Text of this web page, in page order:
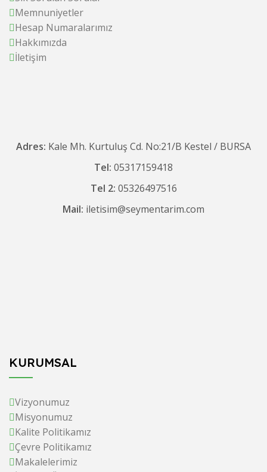
Memnuniyetler
Hesap Numaralarımız
Hakkımızda
İletişim
Adres: Kale Mh. Kurtuluş Cd. No:21/B Kestel / BURSA
Tel: 05317159418
Tel 2: 05326497516
Mail: iletisim@seymentarim.com
KURUMSAL
Vizyonumuz
Misyonumuz
Kalite Politikamız
Çevre Politikamız
Makalelerimiz